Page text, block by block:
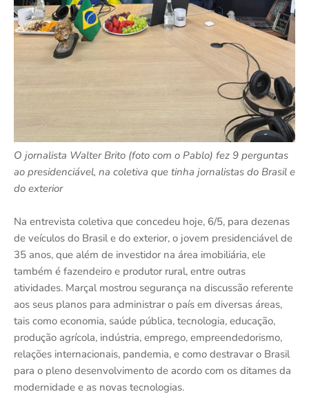
O jornalista Walter Brito (foto com o Pablo) fez 9 perguntas
ao presidenciável, na coletiva que tinha jornalistas do Brasil e
do exterior
Na entrevista coletiva que concedeu hoje, 6/5, para dezenas
de veículos do Brasil e do exterior, o jovem presidenciável de
35 anos, que além de investidor na área imobiliária, ele
também é fazendeiro e produtor rural, entre outras
atividades. Marçal mostrou segurança na discussão referente
aos seus planos para administrar o país em diversas áreas,
tais como economia, saúde pública, tecnologia, educação,
produção agrícola, indústria, emprego, empreendedorismo,
relações internacionais, pandemia, e como destravar o Brasil
para o pleno desenvolvimento de acordo com os ditames da
modernidade e as novas tecnologias.